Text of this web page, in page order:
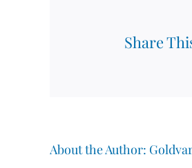
Share
About the Author: